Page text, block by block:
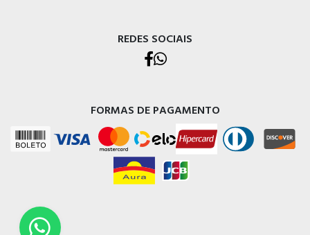
REDES SOCIAIS
FORMAS DE PAGAMENTO